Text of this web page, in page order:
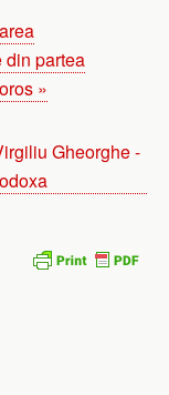
din partea
»